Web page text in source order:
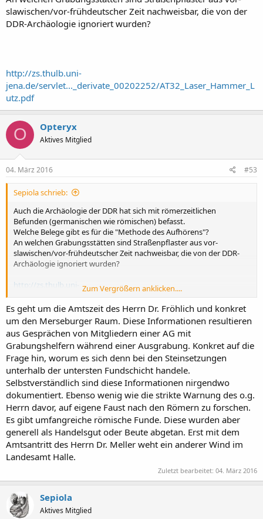
slawischen/vor-frühdeutscher Zeit nachweisbar, die von der
DDR-Archäologie ignoriert wurden?
http://zs.thulb.uni-
jena.de/servlet..._derivate_00202252/AT32_Laser_Hammer_L
utz.pdf
O Opteryx
Aktives Mitglied
04. März 2016 #53
Sepiola schrieb:
Auch die Archäologie der DDR hat sich mit römerzeitlichen
Befunden (germanischen wie römischen) befasst.
Welche Belege gibt es für die "Methode des Aufhörens"?
An welchen Grabungsstätten sind Straßenpflaster aus vor-
slawischen/vor-frühdeutscher Zeit nachweisbar, die von der DDR-
Archäologie ignoriert wurden?
http://zs.thulb.uni-
jena.de/servlet..._derivate_00202252/AT32_Laser_Hammer_Lutz.pdf
Zum Vergrößern anklicken....
Es geht um die Amtszeit des Herrn Dr. Fröhlich und konkret
um den Merseburger Raum. Diese Informationen resultieren
aus Gesprächen von Mitgliedern einer AG mit
Grabungshelfern während einer Ausgrabung. Konkret auf die
Frage hin, worum es sich denn bei den Steinsetzungen
unterhalb der untersten Fundschicht handele.
Selbstverständlich sind diese Informationen nirgendwo
dokumentiert. Ebenso wenig wie die strikte Warnung des o.g.
Herrn davor, auf eigene Faust nach den Römern zu forschen.
Es gibt umfangreiche römische Funde. Diese wurden aber
generell als Handelsgut oder Beute abgetan. Erst mit dem
Amtsantritt des Herrn Dr. Meller weht ein anderer Wind im
Landesamt Halle.
Zuletzt bearbeitet: 04. März 2016
Sepiola
Aktives Mitglied